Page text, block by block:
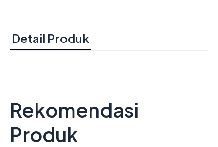
Detail Produk
Rekomendasi
Produk